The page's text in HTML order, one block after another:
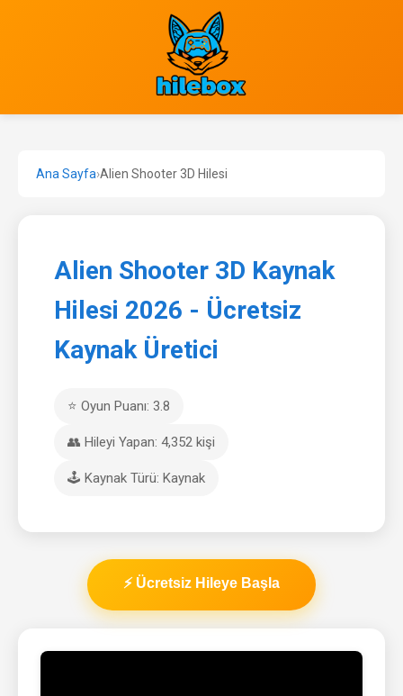
Ana Sayfa›Alien Shooter 3D Hilesi
Alien Shooter 3D Kaynak
Hilesi 2026 - Ücretsiz
Kaynak Üretici
⭐ Oyun Puanı: 3.8
👥 Hileyi Yapan: 4,352 kişi
🕹️ Kaynak Türü: Kaynak
⚡ Ücretsiz Hileye Başla